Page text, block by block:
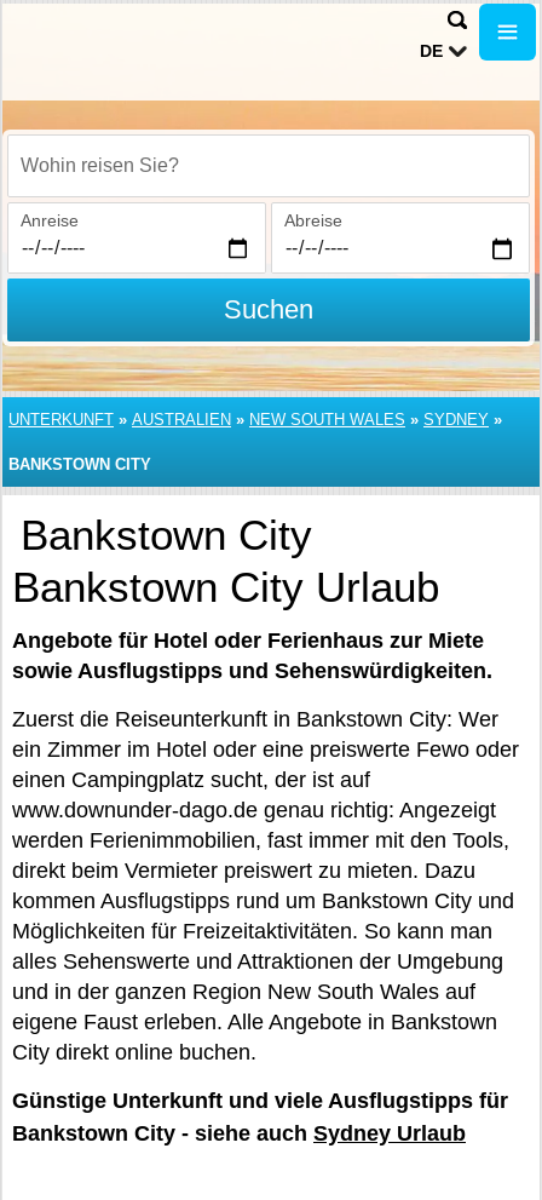
DE
Wohin reisen Sie?
Anreise Abreise
Suchen
UNTERKUNFT » AUSTRALIEN » NEW SOUTH WALES » SYDNEY »
BANKSTOWN CITY
Bankstown City
Bankstown City Urlaub
Angebote für Hotel oder Ferienhaus zur Miete
sowie Ausflugstipps und Sehenswürdigkeiten.
Zuerst die Reiseunterkunft in Bankstown City: Wer
ein Zimmer im Hotel oder eine preiswerte Fewo oder
einen Campingplatz sucht, der ist auf
www.downunder-dago.de genau richtig: Angezeigt
werden Ferienimmobilien, fast immer mit den Tools,
direkt beim Vermieter preiswert zu mieten. Dazu
kommen Ausflugstipps rund um Bankstown City und
Möglichkeiten für Freizeitaktivitäten. So kann man
alles Sehenswerte und Attraktionen der Umgebung
und in der ganzen Region New South Wales auf
eigene Faust erleben. Alle Angebote in Bankstown
City direkt online buchen.
Günstige Unterkunft und viele Ausflugstipps für
Bankstown City - siehe auch Sydney Urlaub